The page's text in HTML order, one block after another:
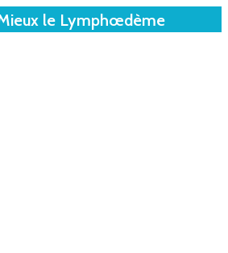
le Lymphœdème